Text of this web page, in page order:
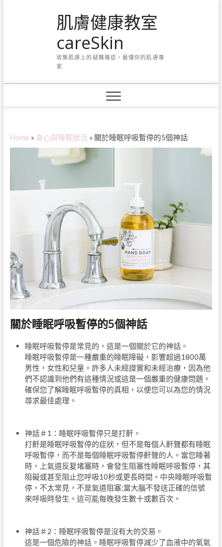
肌膚健康教室
careSkin
收集肌膚上的疑難雜症，最懂你的肌膚專
家
Home » 身心與睡眠狀況 » 關於睡眠呼吸暫停的5個神話
關於睡眠呼吸暫停的5個神話
睡眠呼吸暫停是常見的，這是一個關於它的神話。
睡眠呼吸暫停是一種嚴重的睡眠障礙，影響超過1800萬
男性，女性和兒童。許多人未經證實和未經治療，因為他
們不認識到他們有這種情況或這是一個嚴重的健康問題。
確保您了解睡眠呼吸暫停的真相，以便您可以為您的情況
尋求最佳處理。
神話＃1：睡眠呼吸暫停只是打鼾。
打鼾是睡眠呼吸暫停的症狀，但不是每個人鼾聲都有睡眠
呼吸暫停，而不是每個睡眠呼吸暫停鼾聲的人。當您睡著
時，上氣道反复堵塞時，會發生阻塞性睡眠呼吸暫停，其
阻礙或甚至阻止您呼吸10秒或更長時間。中央睡眠呼吸暫
停，不太常見，不是氣道阻塞;當大腦不發送正確的信號
來呼吸時發生。這可能每晚發生數十或數百次。
神話＃2：睡眠呼吸暫停是沒有大的交易。
這是一個危險的神話。睡眠呼吸暫停減少了血液中的氧氣